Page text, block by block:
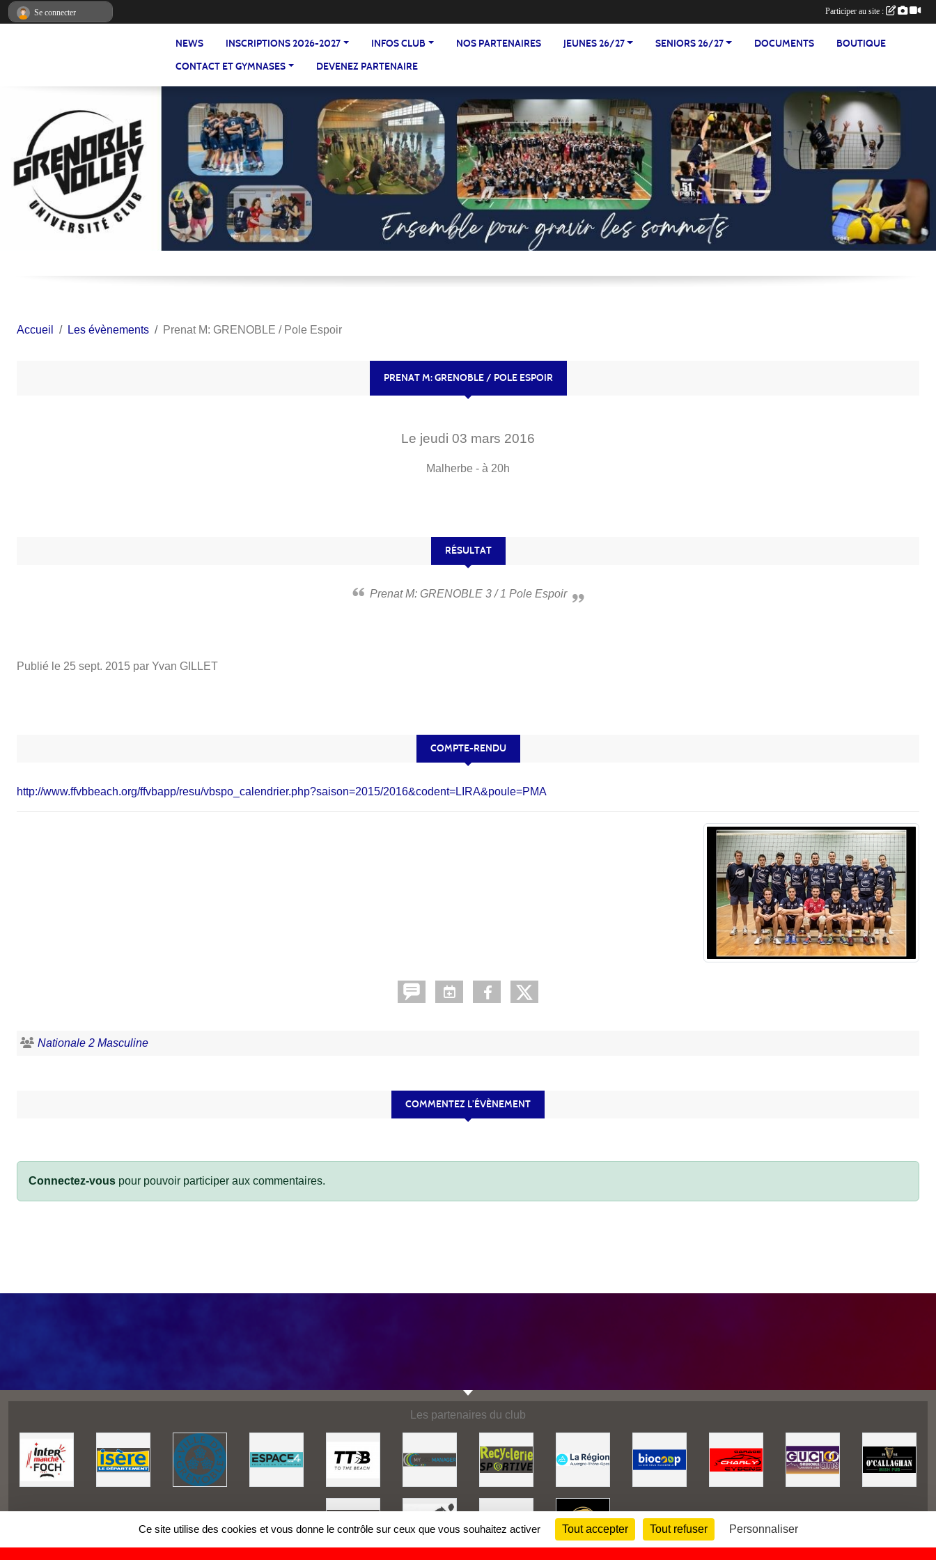
NEWS INSCRIPTIONS 2026-2027 INFOS CLUB NOS PARTENAIRES JEUNES 26/27 SENIORS 26/27 DOCUMENTS
BOUTIQUE
CONTACT ET GYMNASES
DEVENEZ PARTENAIRE
Accueil Les évènements Prenat M: GRENOBLE / Pole Espoir
PRENAT M: GRENOBLE / POLE ESPOIR
Le jeudi 03 mars 2016
Malherbe - à 20h
RÉSULTAT
Prenat M: GRENOBLE 3 / 1 Pole Espoir
Publié le 25 sept. 2015 par Yvan GILLET
COMPTE-RENDU
http://www.ffvbbeach.org/ffvbapp/resu/vbspo_calendrier.php?saison=2015/2016&codent=LIRA&poule=PMA
Nationale 2 Masculine
COMMENTEZ L’ÉVÈNEMENT
Connectez-vous pour pouvoir participer aux commentaires.
Les partenaires du club
Se connecter Participer au site :
Panneau de gestion des cookies
Ce site utilise des cookies et vous donne le contrôle sur ceux que vous souhaitez activer Tout accepter Tout refuser Personnaliser